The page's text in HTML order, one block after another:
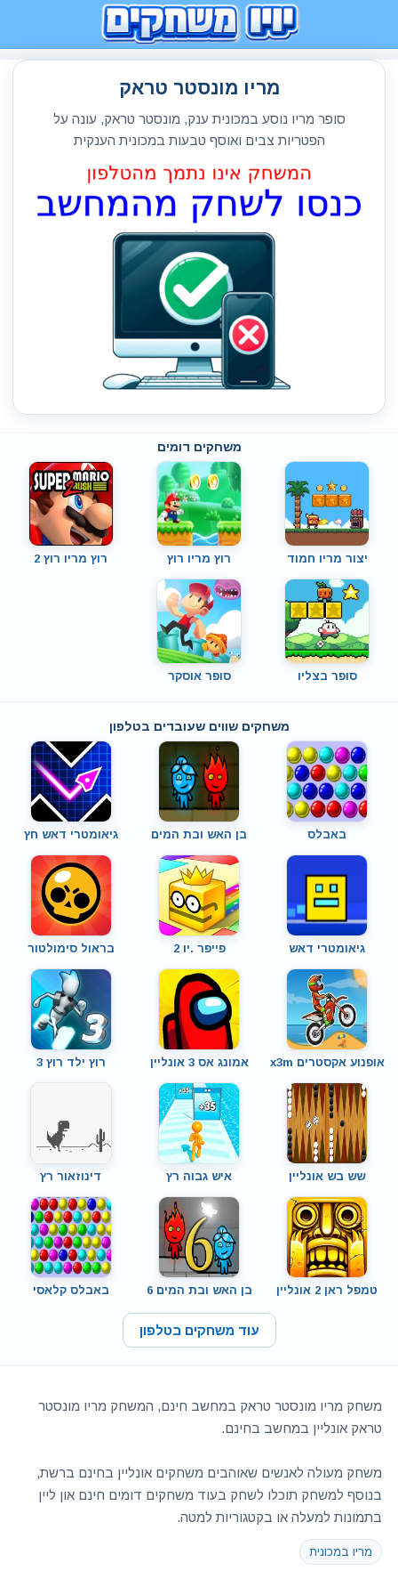
מריו מונסטר טראק
סופר מריו נוסע במכונית ענק, מונסטר טראק, עונה על
הפטריות צבים ואוסף טבעות במכונית הענקית
משחקים דומים
יצור מריו חמוד רוץ מריו רוץ רוץ מריו רוץ 2
סופר בצליו סופר אוסקר
משחקים שווים שעובדים בטלפון
באבלס בן האש ובת המים גיאומטרי דאש חץ
גיאומטרי דאש פייפר .יו 2 בראול סימולטור
אופנוע אקסטרים x3m אמונג אס 3 אונליין רוץ ילד רוץ 3
שש בש אונליין איש גבוה רץ דינוזאור רץ
טמפל ראן 2 אונליין בן האש ובת המים 6 באבלס קלאסי
עוד משחקים בטלפון
משחק מריו מונסטר טראק במחשב חינם, המשחק מריו מונסטר
טראק אונליין במחשב בחינם.
משחק מעולה לאנשים שאוהבים משחקים אונליין בחינם ברשת,
בנוסף למשחק תוכלו לשחק בעוד משחקים דומים חינם און ליין
בתמונות למעלה או בקטגוריות למטה.
מריו במכונית